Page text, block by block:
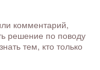
комментарий,
решение по поводу
тем, кто только